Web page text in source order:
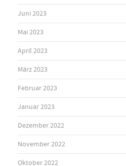
Juni 2023
Mai 2023
April 2023
März 2023
Februar 2023
Januar 2023
Dezember 2022
November 2022
Oktober 2022